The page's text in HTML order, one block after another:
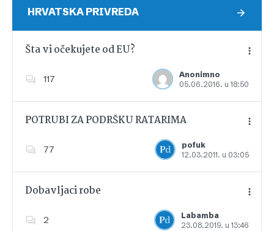
HRVATSKA PRIVREDA
Šta vi očekujete od EU?
117
Anonimno
05.06.2016. u 18:50
Dodajte u favorite
POTRUBI ZA PODRŠKU RATARIMA
77
pofuk
12.03.2011. u 03:05
Dodajte u favorite
Dobavljaci robe
2
Labamba
23.08.2019. u 13:46
Dodajte u favorite